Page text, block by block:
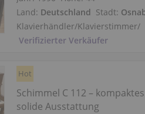
Land: Deutschland Stadt:
Klavierhändler/Klavierstimmer/
Verifizierter Verkäufer
Hot
Schimmel C 112 –
solide Ausstattung